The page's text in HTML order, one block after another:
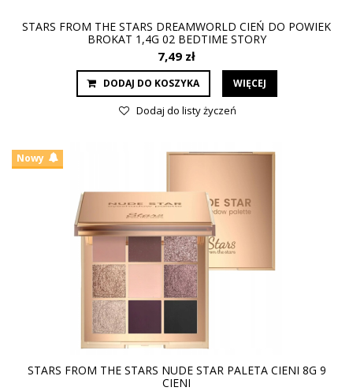
STARS FROM THE STARS DREAMWORLD CIEŃ DO POWIEK
BROKAT 1,4G 02 BEDTIME STORY
7,49 zł
DODAJ DO KOSZYKA WIĘCEJ
Dodaj do listy życzeń
Nowy
STARS FROM THE STARS NUDE STAR PALETA CIENI 8G 9
CIENI